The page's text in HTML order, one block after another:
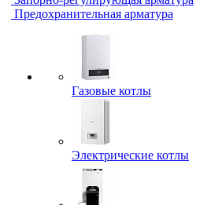
Предохранительная арматура
Газовые котлы
Электрические котлы